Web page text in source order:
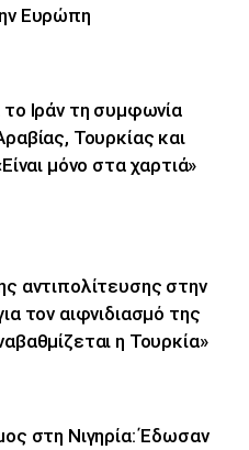
Ευρώπη
Ιράν τη συμφωνία
Τουρκίας και
μόνο στα χαρτιά»
αντιπολίτευσης στην
τον αιφνιδιασμό της
η Τουρκία»
στη Νιγηρία: Έδωσαν